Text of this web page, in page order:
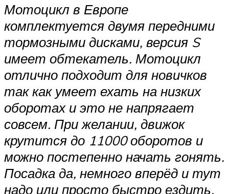
Мотоцикл в Европе
комплектуется двумя передними
тормозными дисками, версия S
имеет обтекатель. Мотоцикл
отлично подходит для новичков
так как умеет ехать на низких
оборотах и это не напрягает
совсем. При желании, движок
крутится до 11000 оборотов и
можно постепенно начать гонять.
Посадка да, немного вперёд и тут
надо или просто быстро ездить,